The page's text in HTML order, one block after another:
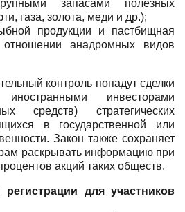
запасами полезных
газа, золота, меди и др.);
продукции и пастбищная
отношении анадромных видов
контроль попадут сделки
инвесторами
средств) стратегических
в государственной или
Закон также сохраняет
раскрывать информацию при
акций таких обществ.
для участников